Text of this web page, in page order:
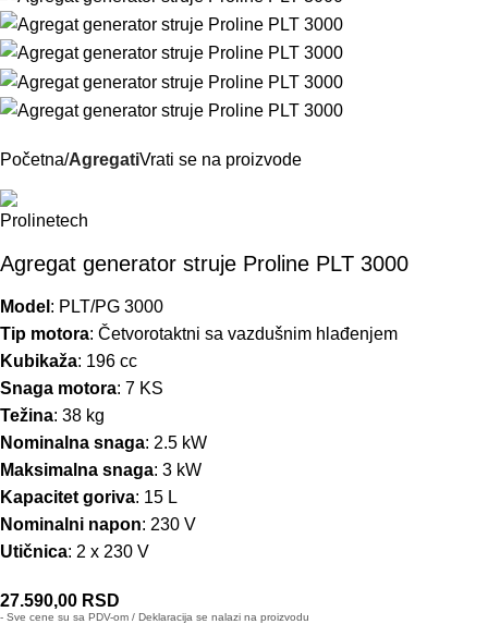
Početna AgregatiVrati se na proizvode
Agregat generator struje Proline PLT 3000
Model : PLT/PG 3000
Tip motora: Četvorotaktni sa vazdušnim hlađenjem
Kubikaža: 196 cc
Snaga motora: 7 KS
Težina: 38 kg
Nominalna snaga: 2.5 kW
Maksimalna snaga: 3 kW
Kapacitet goriva: 15 L
Nominalni napon: 230 V
Utičnica: 2 x 230 V
27.590,00 RSD
- Sve cene su sa PDV-om / Deklaracija se nalazi na proizvodu